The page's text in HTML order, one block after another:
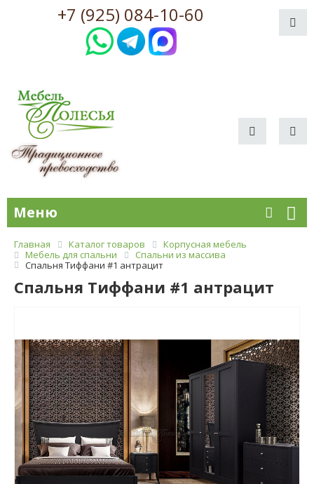
+7 (925) 084-10-60
Меню
Главная Каталог товаров
Корпусная мебель
Мебель для спальни
Спальни из массива
Спальня Тиффани #1 антрацит
Спальня Тиффани #1 антрацит